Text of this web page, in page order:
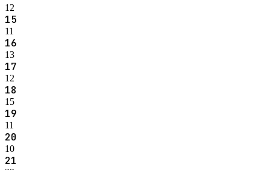
12
15
11
16
13
17
12
18
15
19
11
20
10
21